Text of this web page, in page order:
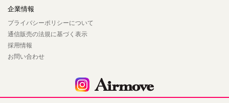
企業情報
プライバシーポリシーについて
通信販売の法規に基づく表示
採用情報
お問い合わせ